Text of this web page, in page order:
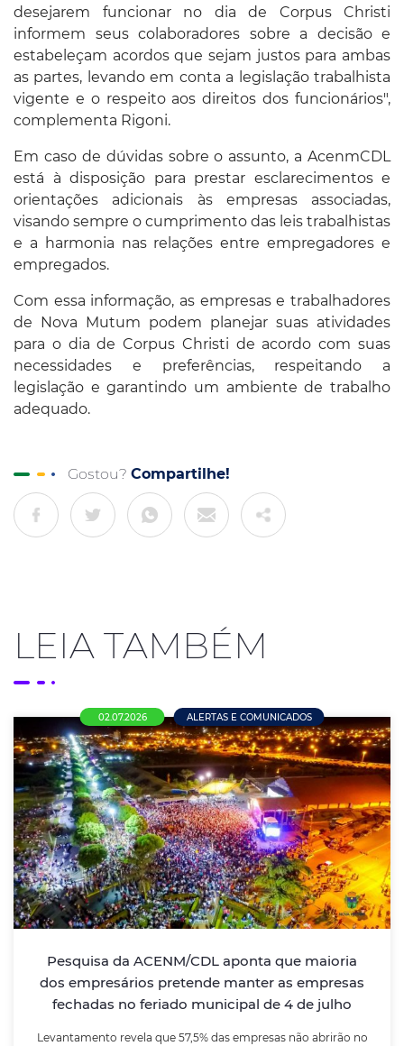
desejarem funcionar no dia de Corpus Christi
informem seus colaboradores sobre a decisão e
estabeleçam acordos que sejam justos para ambas
as partes, levando em conta a legislação trabalhista
vigente e o respeito aos direitos dos funcionários",
complementa Rigoni.
Em caso de dúvidas sobre o assunto, a AcenmCDL
está à disposição para prestar esclarecimentos e
orientações adicionais às empresas associadas,
visando sempre o cumprimento das leis trabalhistas
e a harmonia nas relações entre empregadores e
empregados.
Com essa informação, as empresas e trabalhadores
de Nova Mutum podem planejar suas atividades
para o dia de Corpus Christi de acordo com suas
necessidades e preferências, respeitando a
legislação e garantindo um ambiente de trabalho
adequado.
Gostou? Compartilhe!
LEIA TAMBÉM
02.07.2026 ALERTAS E COMUNICADOS
Pesquisa da ACENM/CDL aponta que maioria
dos empresários pretende manter as empresas
fechadas no feriado municipal de 4 de julho
Levantamento revela que 57,5% das empresas não abrirão no
Pesquisa da ACENM/CDL aponta que
maioria dos empresários pretende manter
as empresas fechadas no feriado
municipal de 4 de julho
Levantamento revela que 57,5% das empresas não
empresários defende liberdade de decisão para cada
empreendimento